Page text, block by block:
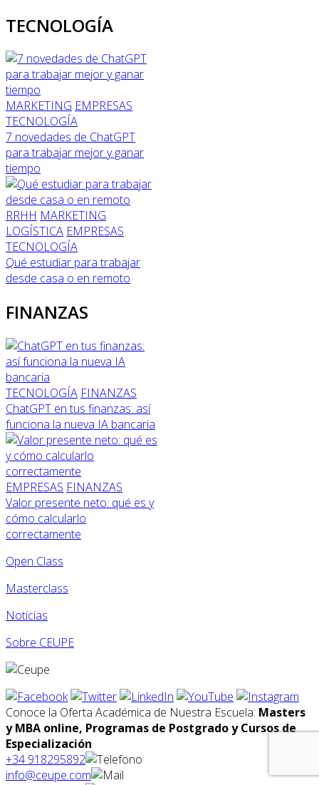
TECNOLOGÍA
MARKETING EMPRESAS
TECNOLOGÍA
7 novedades de ChatGPT
para trabajar mejor y ganar
tiempo
RRHH MARKETING
LOGÍSTICA EMPRESAS
TECNOLOGÍA
Qué estudiar para trabajar
desde casa o en remoto
FINANZAS
TECNOLOGÍA FINANZAS
ChatGPT en tus finanzas: así
funciona la nueva IA bancaria
EMPRESAS FINANZAS
Valor presente neto: qué es y
cómo calcularlo
correctamente
Open Class
Masterclass
Noticias
Sobre CEUPE
Conoce la Oferta Académica de Nuestra Escuela: Masters
y MBA online, Programas de Postgrado y Cursos de
Especialización
+34 918295892
info@ceupe.com